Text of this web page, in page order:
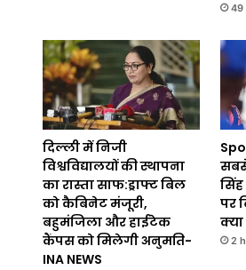
49
दिल्ली में निजी
विश्वविद्यालयों की स्थापना
का रास्ता साफ:ड्राफ्ट बिल
को कैबिनेट मंजूरी,
बहुमंजिला और हाईटेक
कैंपस को मिलेगी अनुमति-
INA NEWS
पर
2